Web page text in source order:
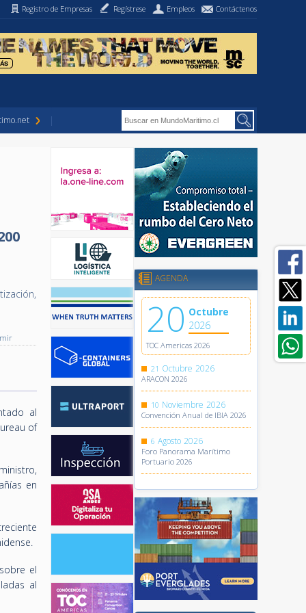
Registro de Empresas Regístrese Empleos Contáctenos
al
of
en
el
al
AGENDA
20 Octubre
2026
TOC Americas 2026
21 Octubre 2026
ARACON 2026
10 Noviembre 2026
Convención Anual de IBIA 2026
6 Agosto 2026
Foro Panorama Marítimo
Portuario 2026